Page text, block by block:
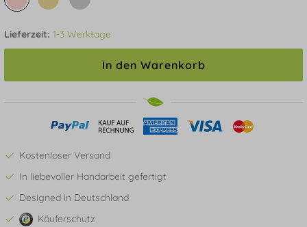
Lieferzeit: 1-3 Werktage
In den Warenkorb
Kostenloser Versand
In liebevoller Handarbeit gefertigt
Designed in Deutschland
Käuferschutz